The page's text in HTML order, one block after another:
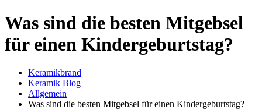
Was sind die besten Mitgebsel
für einen Kindergeburtstag?
Keramikbrand
Keramik Blog
Allgemein
Was sind die besten Mitgebsel für einen Kindergeburtstag?